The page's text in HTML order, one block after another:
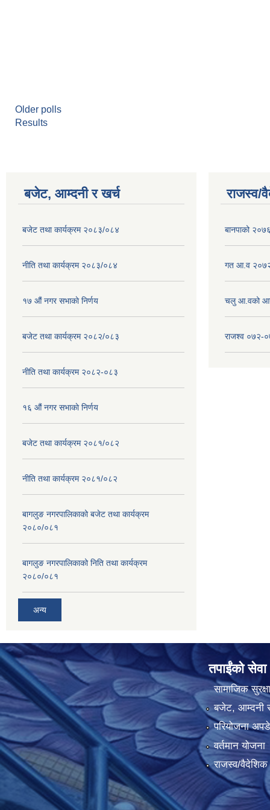
Older polls
Results
बजेट, आम्दनी र खर्च
बजेट तथा कार्यक्रम २०८३/०८४
नीति तथा कार्यक्रम २०८३/०८४
१७ ‌‍औं नगर सभाकाे निर्णय
बजेट तथा कार्यक्रम २०८२/०८३
नीति तथा कार्यक्रम २०८२-०८३
१६ ‌औं नगर सभाकाे निर्णय
बजेट तथा कार्यक्रम २०८१/०८२
नीति तथा कार्यक्रम २०८१/०८२
बागलुङ नगरपालिकाको बजेट तथा कार्यक्रम
२०८०/०८१
बागलुङ नगरपालिकाको निति तथा कार्यक्रम
२०८०/०८१
अन्य
राजस्व/
बानपाको
गत आ.व
चलु आ.वको
राजश्व ०७२-
तपाईंको सेवा
सामाजिक सुरक्षा
बजेट, आम्दनी
परियोजना
वर्तमान योजना
राजस्व/वैदेशिक